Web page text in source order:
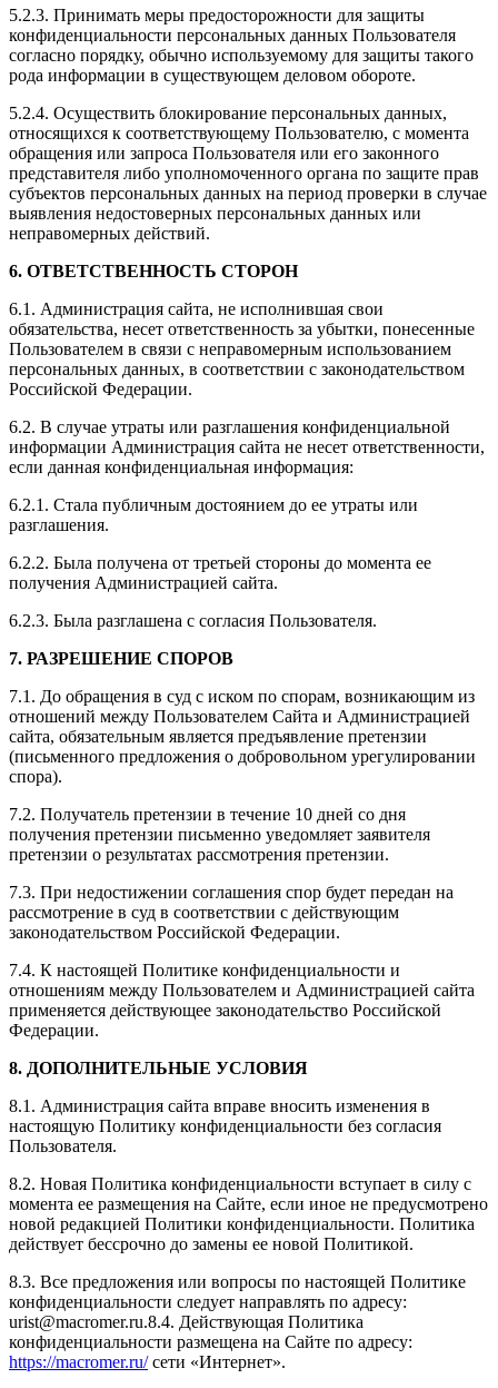
5.2.3. Принимать меры предосторожности для защиты
конфиденциальности персональных данных Пользователя
согласно порядку, обычно используемому для защиты такого
рода информации в существующем деловом обороте.
5.2.4. Осуществить блокирование персональных данных,
относящихся к соответствующему Пользователю, с момента
обращения или запроса Пользователя или его законного
представителя либо уполномоченного органа по защите прав
субъектов персональных данных на период проверки в случае
выявления недостоверных персональных данных или
неправомерных действий.
6. ОТВЕТСТВЕННОСТЬ СТОРОН
6.1. Администрация сайта, не исполнившая свои
обязательства, несет ответственность за убытки, понесенные
Пользователем в связи с неправомерным использованием
персональных данных, в соответствии с законодательством
Российской Федерации.
6.2. В случае утраты или разглашения конфиденциальной
информации Администрация сайта не несет ответственности,
если данная конфиденциальная информация:
6.2.1. Стала публичным достоянием до ее утраты или
разглашения.
6.2.2. Была получена от третьей стороны до момента ее
получения Администрацией сайта.
6.2.3. Была разглашена с согласия Пользователя.
7. РАЗРЕШЕНИЕ СПОРОВ
7.1. До обращения в суд с иском по спорам, возникающим из
отношений между Пользователем Сайта и Администрацией
сайта, обязательным является предъявление претензии
(письменного предложения о добровольном урегулировании
спора).
7.2. Получатель претензии в течение 10 дней со дня
получения претензии письменно уведомляет заявителя
претензии о результатах рассмотрения претензии.
7.3. При недостижении соглашения спор будет передан на
рассмотрение в суд в соответствии с действующим
законодательством Российской Федерации.
7.4. К настоящей Политике конфиденциальности и
отношениям между Пользователем и Администрацией сайта
применяется действующее законодательство Российской
Федерации.
8. ДОПОЛНИТЕЛЬНЫЕ УСЛОВИЯ
8.1. Администрация сайта вправе вносить изменения в
настоящую Политику конфиденциальности без согласия
Пользователя.
8.2. Новая Политика конфиденциальности вступает в силу с
момента ее размещения на Сайте, если иное не предусмотрено
новой редакцией Политики конфиденциальности. Политика
действует бессрочно до замены ее новой Политикой.
8.3. Все предложения или вопросы по настоящей Политике
конфиденциальности следует направлять по адресу:
urist@macromer.ru.8.4. Действующая Политика
конфиденциальности размещена на Сайте по адресу:
https://macromer.ru/сети «Интернет».